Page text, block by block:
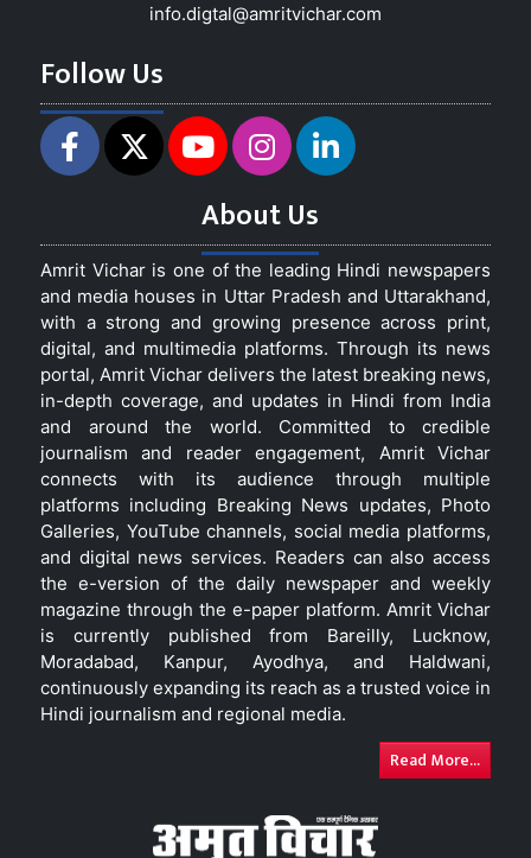
info.digtal@amritvichar.com
Follow Us
About Us
Amrit Vichar is one of the leading Hindi newspapers
and media houses in Uttar Pradesh and Uttarakhand,
with a strong and growing presence across print,
digital, and multimedia platforms. Through its news
portal, Amrit Vichar delivers the latest breaking news,
in-depth coverage, and updates in Hindi from India
and around the world. Committed to credible
journalism and reader engagement, Amrit Vichar
connects with its audience through multiple
platforms including Breaking News updates, Photo
Galleries, YouTube channels, social media platforms,
and digital news services. Readers can also access
the e-version of the daily newspaper and weekly
magazine through the e-paper platform. Amrit Vichar
is currently published from Bareilly, Lucknow,
Moradabad, Kanpur, Ayodhya, and Haldwani,
continuously expanding its reach as a trusted voice in
Hindi journalism and regional media.
Read More...